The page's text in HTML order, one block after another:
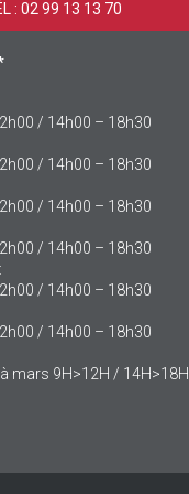
: 02 99 13 13 70
/ 14h00 – 18h30
/ 14h00 – 18h30
/ 14h00 – 18h30
/ 14h00 – 18h30
:
/ 14h00 – 18h30
/ 14h00 – 18h30
mars 9H>12H / 14H>18H